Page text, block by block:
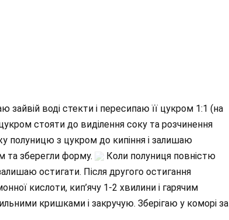
воді стекти і пересипаю її цукром 1:1 (на
стояти до виділення соку та розчинення
полуницю з цукром до кипіння і залишаю
та зберегли форму.
Коли полуниця повністю
остигати. Після другого остигання
кислоти, кип’ячу 1-2 хвилини і гарячим
кришками і закручую. Зберігаю у коморі за